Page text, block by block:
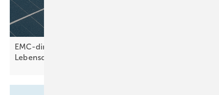
EMC-direct: PA12 und Edelstahl sichern hohe
Lebensdauer